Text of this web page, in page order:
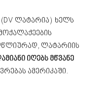
(DV ლატარია) ხელს
ლატარიის
იღებს მწვანე
ამერიკაში.